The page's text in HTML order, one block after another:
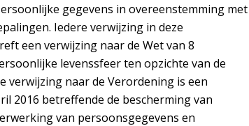
gegevens in overeenstemming met
Iedere verwijzing in deze
een verwijzing naar de Wet van 8
levenssfeer ten opzichte van de
verwijzing naar de Verordening is een
2016 betreffende de bescherming van
van persoonsgegevens en